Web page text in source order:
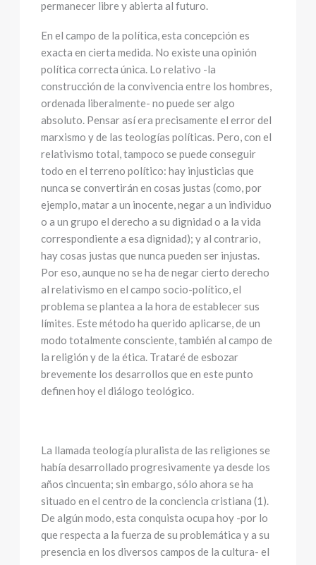
permanecer libre y abierta al futuro.
En el campo de la política, esta concepción es
exacta en cierta medida. No existe una opinión
política correcta única. Lo relativo -la
construcción de la convivencia entre los hombres,
ordenada liberalmente- no puede ser algo
absoluto. Pensar así era precisamente el error del
marxismo y de las teologías políticas. Pero, con el
relativismo total, tampoco se puede conseguir
todo en el terreno político: hay injusticias que
nunca se convertirán en cosas justas (como, por
ejemplo, matar a un inocente, negar a un individuo
o a un grupo el derecho a su dignidad o a la vida
correspondiente a esa dignidad); y al contrario,
hay cosas justas que nunca pueden ser injustas.
Por eso, aunque no se ha de negar cierto derecho
al relativismo en el campo socio-político, el
problema se plantea a la hora de establecer sus
límites. Este método ha querido aplicarse, de un
modo totalmente consciente, también al campo de
la religión y de la ética. Trataré de esbozar
brevemente los desarrollos que en este punto
definen hoy el diálogo teológico.
La llamada teología pluralista de las religiones se
había desarrollado progresivamente ya desde los
años cincuenta; sin embargo, sólo ahora se ha
situado en el centro de la conciencia cristiana (1).
De algún modo, esta conquista ocupa hoy -por lo
que respecta a la fuerza de su problemática y a su
presencia en los diversos campos de la cultura- el